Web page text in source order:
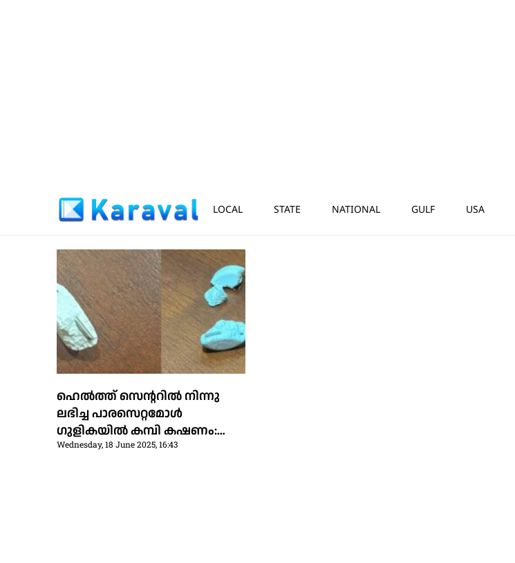
LOCAL STATE NATIONAL GULF USA
ഹെല്‍ത്ത് സെന്ററില്‍ നിന്നു
ലഭിച്ച പാരസെറ്റമോള്‍
ഗുളികയില്‍ കമ്പി കഷണം:
അന്വേഷണത്തിനു ഉത്തരവിട്ട്
Wednesday, 18 June 2025, 16:43